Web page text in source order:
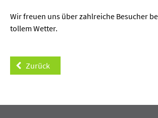
Wir freuen uns über zahlreiche Besucher
tollem Wetter.
Zurück